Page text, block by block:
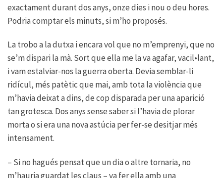
exactament durant dos anys, onze dies i nou o deu hores.
Podria comptar els minuts, si m’ho proposés.
La trobo a la dutxa i encara vol que no m’emprenyi, que no
se’m dispari la mà. Sort que ella me la va agafar, vacil•lant,
i vam estalviar-nos la guerra oberta. Devia semblar-li
ridícul, més patètic que mai, amb tota la violència que
m’havia deixat a dins, de cop disparada per una aparició
tan grotesca. Dos anys sense saber si l’havia de plorar
morta o si era una nova astúcia per fer-se desitjar més
intensament.
– Si no hagués pensat que un dia o altre tornaria, no
m’hauria guardat les claus – va fer ella amb una